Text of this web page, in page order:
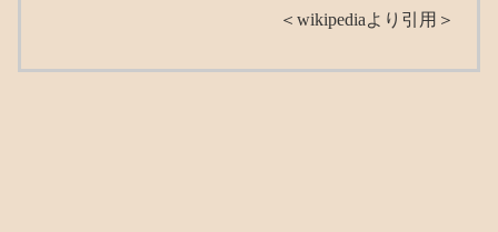
＜wikipediaより引用＞